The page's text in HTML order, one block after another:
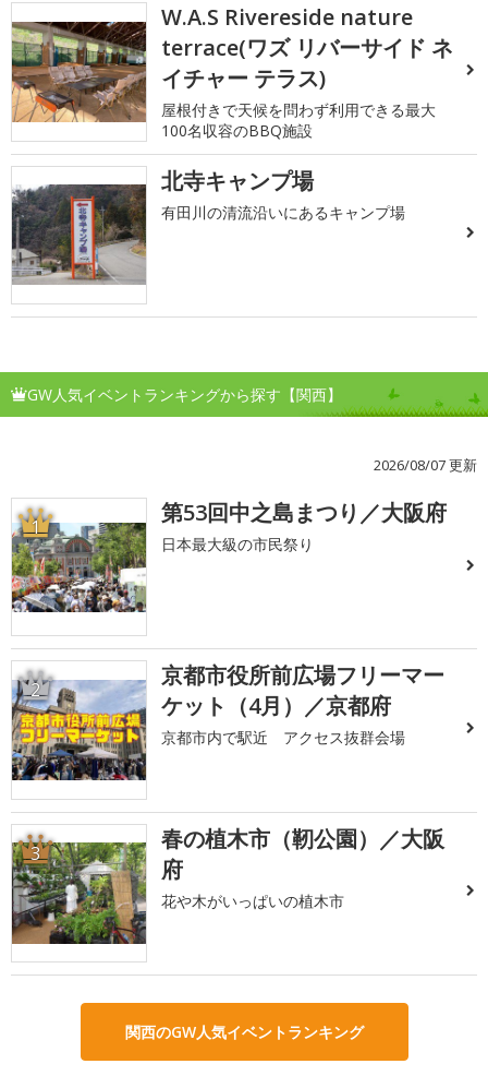
W.A.S Rivereside nature
terrace(ワズ リバーサイド ネ
イチャー テラス)
屋根付きで天候を問わず利用できる最大
100名収容のBBQ施設
北寺キャンプ場
有田川の清流沿いにあるキャンプ場
GW人気イベントランキングから探す【関西】
2026/08/07 更新
1 第53回中之島まつり／大阪府
日本最大級の市民祭り
2
京都市役所前広場フリーマー
ケット（4月）／京都府
京都市内で駅近 アクセス抜群会場
3
春の植木市（靭公園）／大阪
府
花や木がいっぱいの植木市
関西のGW人気イベントランキング